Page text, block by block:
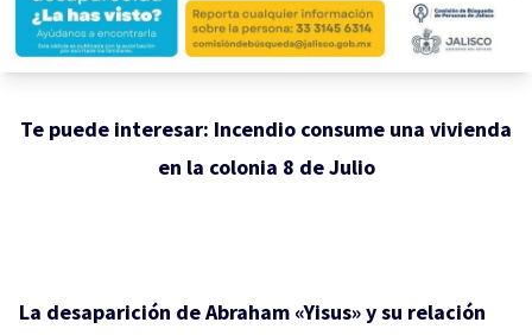
Te puede interesar: Incendio consume una vivienda
en la colonia 8 de Julio
La desaparición de Abraham «Yisus» y su relación